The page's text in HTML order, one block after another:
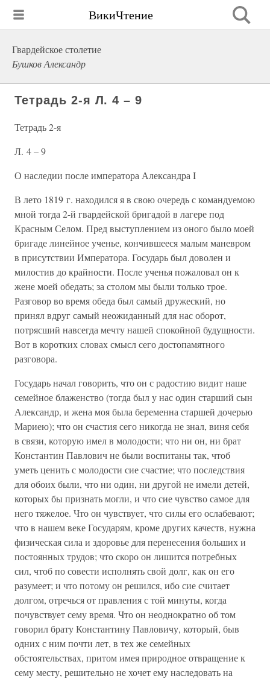
ВикиЧтение
Гвардейское столетие
Бушков Александр
Тетрадь 2-я Л. 4 – 9
Тетрадь 2-я
Л. 4 – 9
О наследии после императора Александра I
В лето 1819 г. находился я в свою очередь с командуемою
мной тогда 2-й гвардейской бригадой в лагере под
Красным Селом. Пред выступлением из оного было моей
бригаде линейное ученье, кончившееся малым маневром
в присутствии Императора. Государь был доволен и
милостив до крайности. После ученья пожаловал он к
жене моей обедать; за столом мы были только трое.
Разговор во время обеда был самый дружеский, но
принял вдруг самый неожиданный для нас оборот,
потрясший навсегда мечту нашей спокойной будущности.
Вот в коротких словах смысл сего достопамятного
разговора.
Государь начал говорить, что он с радостию видит наше
семейное блаженство (тогда был у нас один старший сын
Александр, и жена моя была беременна старшей дочерью
Мариею); что он счастия сего никогда не знал, виня себя
в связи, которую имел в молодости; что ни он, ни брат
Константин Павлович не были воспитаны так, чтоб
уметь ценить с молодости сие счастие; что последствия
для обоих были, что ни один, ни другой не имели детей,
которых бы признать могли, и что сие чувство самое для
него тяжелое. Что он чувствует, что силы его ослабевают;
что в нашем веке Государям, кроме других качеств, нужна
физическая сила и здоровье для перенесения больших и
постоянных трудов; что скоро он лишится потребных
сил, чтоб по совести исполнять свой долг, как он его
разумеет; и что потому он решился, ибо сие считает
долгом, отречься от правления с той минуты, когда
почувствует сему время. Что он неоднократно об том
говорил брату Константину Павловичу, который, быв
одних с ним почти лет, в тех же семейных
обстоятельствах, притом имея природное отвращение к
сему месту, решительно не хочет ему наследовать на